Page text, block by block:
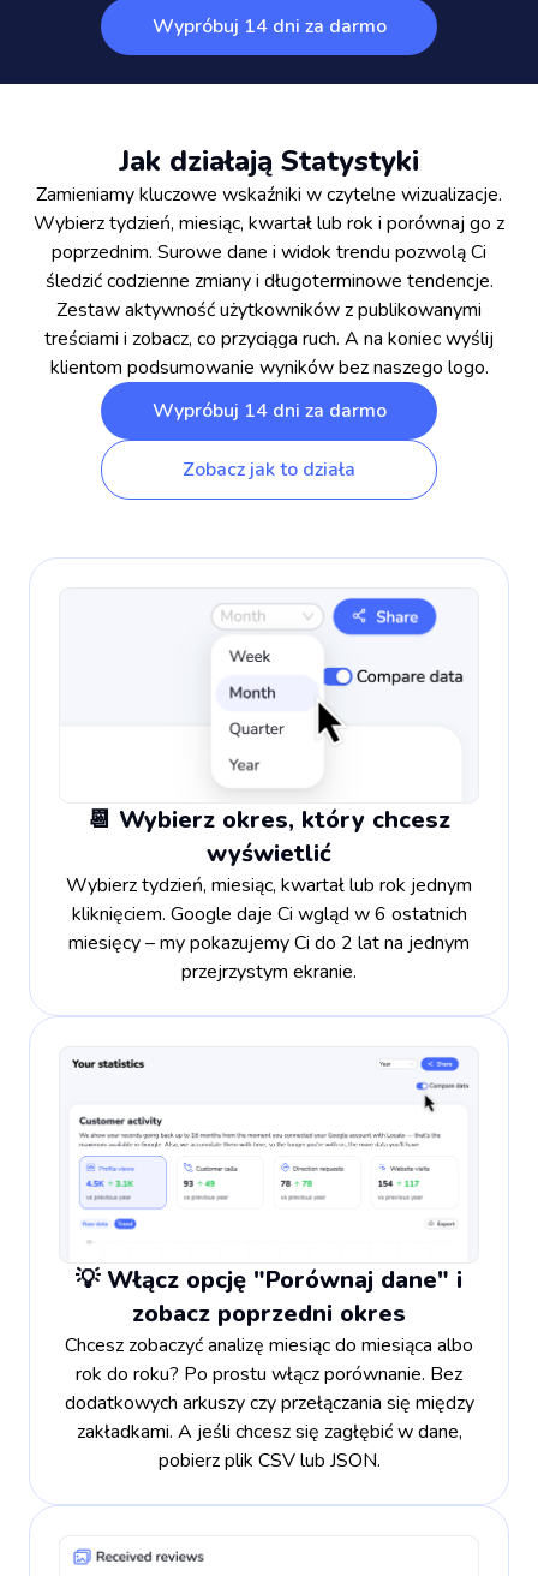
Wypróbuj 14 dni za darmo
Jak działają Statystyki
Zamieniamy kluczowe wskaźniki w czytelne wizualizacje.
Wybierz tydzień, miesiąc, kwartał lub rok i porównaj go z
poprzednim. Surowe dane i widok trendu pozwolą Ci
śledzić codzienne zmiany i długoterminowe tendencje.
Zestaw aktywność użytkowników z publikowanymi
treściami i zobacz, co przyciąga ruch. A na koniec wyślij
klientom podsumowanie wyników bez naszego logo.
Wypróbuj 14 dni za darmo
Zobacz jak to działa
📆 Wybierz okres, który chcesz
wyświetlić
Wybierz tydzień, miesiąc, kwartał lub rok jednym
kliknięciem. Google daje Ci wgląd w 6 ostatnich
miesięcy – my pokazujemy Ci do 2 lat na jednym
przejrzystym ekranie.
💡 Włącz opcję "Porównaj dane" i
zobacz poprzedni okres
Chcesz zobaczyć analizę miesiąc do miesiąca albo
rok do roku? Po prostu włącz porównanie. Bez
dodatkowych arkuszy czy przełączania się między
zakładkami. A jeśli chcesz się zagłębić w dane,
pobierz plik CSV lub JSON.